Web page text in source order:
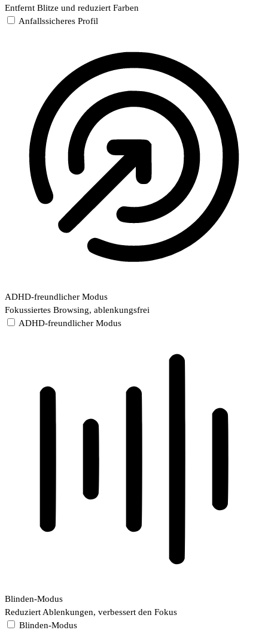
Entfernt Blitze und reduziert Farben
Anfallssicheres Profil
ADHD-freundlicher Modus
Fokussiertes Browsing, ablenkungsfrei
ADHD-freundlicher Modus
Blinden-Modus
Reduziert Ablenkungen, verbessert den Fokus
Blinden-Modus